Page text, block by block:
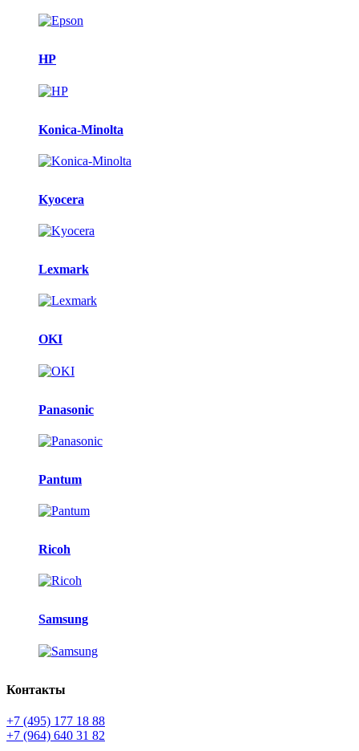
HP
Konica-Minolta
Kyocera
Lexmark
OKI
Panasonic
Pantum
Ricoh
Samsung
Контакты
+7 (495) 177 18 88
+7 (964) 640 31 82